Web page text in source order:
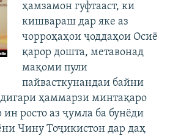
ҳамзамон гуфтааст, ки
кишвараш дар яке аз
чорроҳаҳои ҷоддаҳои Осиё
қарор дошта, метавонад
мақоми пули
пайвасткунандаи байни
ҳаммарзи минтақаро
росто аз ҷумла ба бунёди
Чину Тоҷикистон дар даҳ